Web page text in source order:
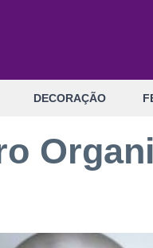
DECORAÇÃO